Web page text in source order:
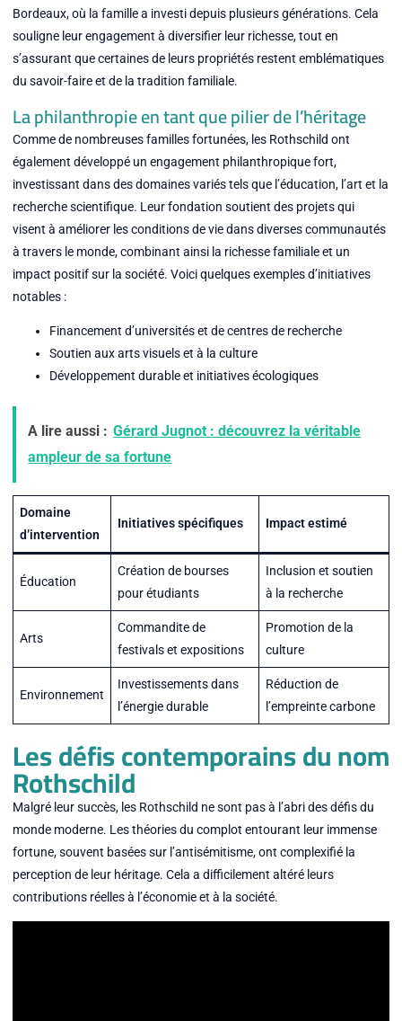
Bordeaux, où la famille a investi depuis plusieurs générations. Cela
souligne leur engagement à diversifier leur richesse, tout en
s’assurant que certaines de leurs propriétés restent emblématiques
du savoir-faire et de la tradition familiale.
La philanthropie en tant que pilier de l’héritage
Comme de nombreuses familles fortunées, les Rothschild ont
également développé un engagement philanthropique fort,
investissant dans des domaines variés tels que l’éducation, l’art et la
recherche scientifique. Leur fondation soutient des projets qui
visent à améliorer les conditions de vie dans diverses communautés
à travers le monde, combinant ainsi la richesse familiale et un
impact positif sur la société. Voici quelques exemples d’initiatives
notables :
Financement d’universités et de centres de recherche
Soutien aux arts visuels et à la culture
Développement durable et initiatives écologiques
A lire aussi : Gérard Jugnot : découvrez la véritable
ampleur de sa fortune
Domaine
d’intervention
Initiatives spécifiques Impact estimé
Éducation
Création de bourses
pour étudiants
Inclusion et soutien
à la recherche
Arts
Commandite de
festivals et expositions
Promotion de la
culture
Environnement
Investissements dans
l’énergie durable
Réduction de
l’empreinte carbone
Les défis contemporains du nom
Rothschild
Malgré leur succès, les Rothschild ne sont pas à l’abri des défis du
monde moderne. Les théories du complot entourant leur immense
fortune, souvent basées sur l’antisémitisme, ont complexifié la
perception de leur héritage. Cela a difficilement altéré leurs
contributions réelles à l’économie et à la société.